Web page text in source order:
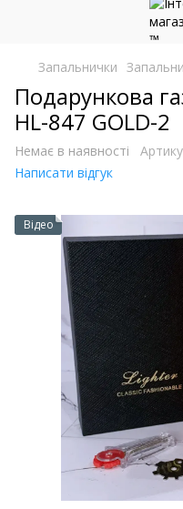
Запальнички
Подарункова
HL-847 GOLD-2
Немає в наявності
Написати відгук
Відео